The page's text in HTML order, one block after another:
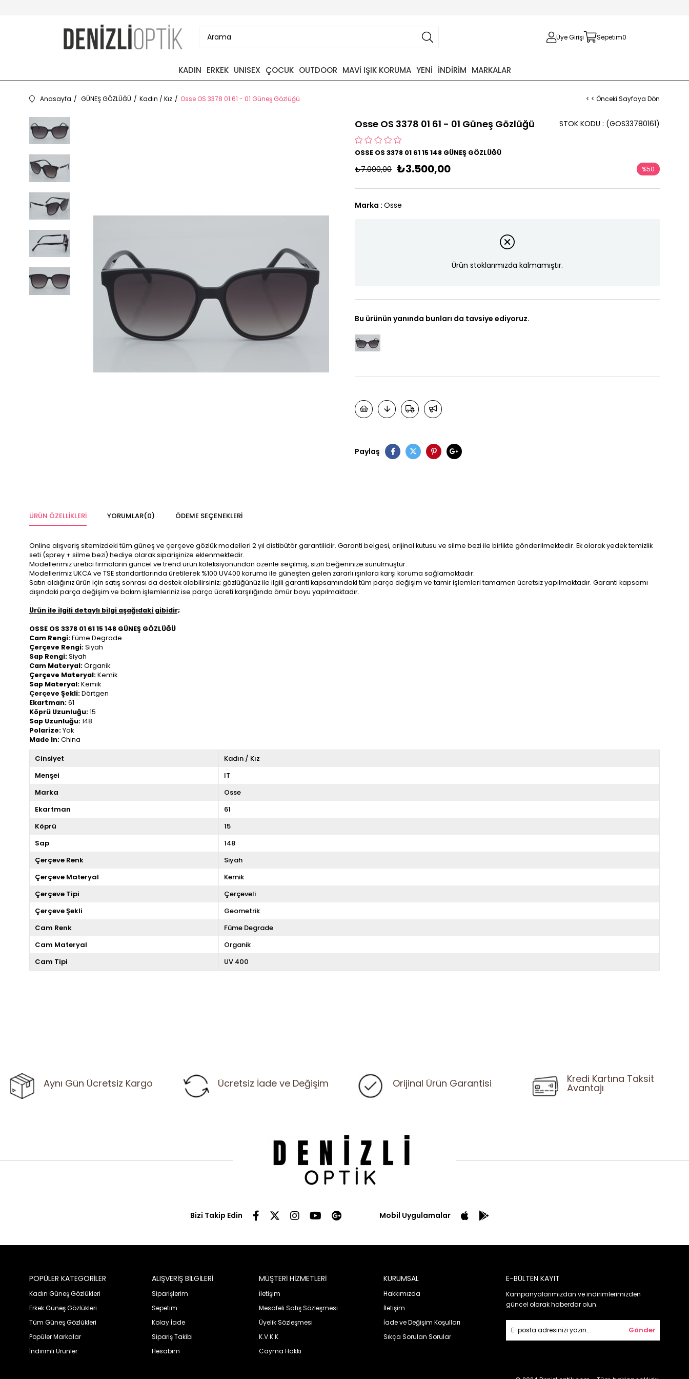
Üye Girişi Sepetim0
KADIN ERKEK UNISEX ÇOCUK OUTDOOR MAVİ IŞIK KORUMA YENİ İNDİRİM MARKALAR
Anasayfa GÜNEŞ GÖZLÜĞÜ Kadın / Kız Osse OS 3378 01 61 - 01 Güneş Gözlüğü < < Önceki Sayfaya Dön
Osse OS 3378 01 61 - 01 Güneş Gözlüğü (GOS33780161)
STOK KODU
OSSE OS 3378 01 61 15 148 GÜNEŞ GÖZLÜĞÜ
₺7.000,00 ₺3.500,00 %50
Marka : Osse
Ürün stoklarımızda kalmamıştır.
Bu ürünün yanında bunları da tavsiye ediyoruz.
Paylaş
ÜRÜN ÖZELLIKLERI YORUMLAR(0) ÖDEME SEÇENEKLERI
Online alışveriş sitemizdeki tüm güneş ve çerçeve gözlük modelleri 2 yıl distibütör garantilidir. Garanti belgesi, orijinal kutusu ve silme bezi ile birlikte gönderilmektedir. Ek olarak yedek temizlik
seti (sprey + silme bezi) hediye olarak siparişinize eklenmektedir.
Modellerimiz üretici firmaların güncel ve trend ürün koleksiyonundan özenle seçilmiş, sizin beğeninize sunulmuştur.
Modellerimiz UKCA ve TSE standartlarında üretilerek %100 UV400 koruma ile güneşten gelen zararlı ışınlara karşı koruma sağlamaktadır:
Satın aldığınız ürün için satış sonrası da destek alabilirsiniz; gözlüğünüz ile ilgili garanti kapsamındaki tüm parça değişim ve tamir işlemleri tamamen ücretsiz yapılmaktadır. Garanti kapsamı
dışındaki parça değişim ve bakım işlemleriniz ise parça ücreti karşılığında ömür boyu yapılmaktadır.
Ürün ile ilgili detaylı bilgi aşağıdaki gibidir;
OSSE OS 3378 01 61 15 148 GÜNEŞ GÖZLÜĞÜ
Cam Rengi:Füme Degrade
Çerçeve Rengi:Siyah
Sap Rengi:Siyah
Cam Materyal:Organik
Çerçeve Materyal:Kemik
Sap Materyal:Kemik
Çerçeve Şekli:Dörtgen
Ekartman:61
Köprü Uzunluğu:15
Sap Uzunluğu:148
Polarize:Yok
Made In:China
Cinsiyet
Kadın / Kız
Menşei
IT
Marka
Osse
Ekartman
61
Köprü
15
Sap
148
Çerçeve Renk
Siyah
Çerçeve Materyal
Kemik
Çerçeve Tipi
Çerçeveli
Çerçeve Şekli
Geometrik
Cam Renk
Füme Degrade
Cam Materyal
Organik
Cam Tipi
UV 400
Aynı Gün Ücretsiz Kargo Ücretsiz İade ve Değişim Orijinal Ürün Garantisi Kredi Kartına Taksit
Avantajı
Bizi Takip Edin Mobil Uygulamalar
POPÜLER KATEGORİLER
Kadın Güneş Gözlükleri
Erkek Güneş Gözlükleri
Tüm Güneş Gözlükleri
Popüler Markalar
İndirimli Ürünler
ALIŞVERİŞ BİLGİLERİ
Siparişlerim
Sepetim
Kolay İade
Sipariş Takibi
Hesabım
MÜŞTERİ HİZMETLERİ
İletişim
Mesafeli Satış Sözleşmesi
Üyelik Sözleşmesi
K.V.K.K
Cayma Hakkı
KURUMSAL
Hakkımızda
İletişim
İade ve Değişim Koşulları
Sıkça Sorulan Sorular
E-BÜLTEN KAYIT
Kampanyalarımızdan ve indirimlerimizden
güncel olarak haberdar olun.
Gönder